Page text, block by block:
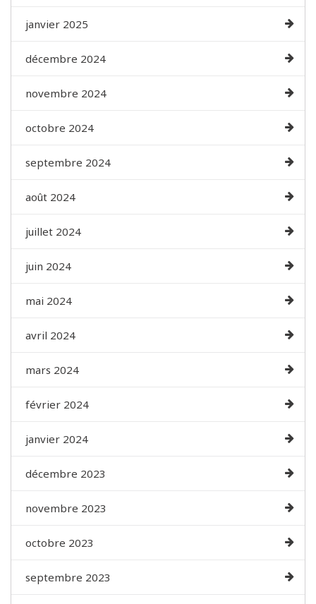
janvier 2025
décembre 2024
novembre 2024
octobre 2024
septembre 2024
août 2024
juillet 2024
juin 2024
mai 2024
avril 2024
mars 2024
février 2024
janvier 2024
décembre 2023
novembre 2023
octobre 2023
septembre 2023